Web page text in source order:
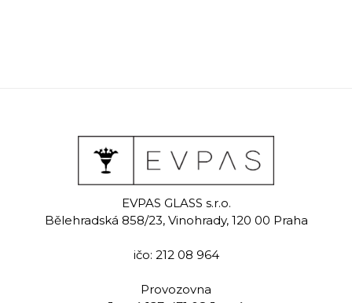
vodu 590
Delight
black
Ručně malovaná
ml
sklenice
EVPAS GLASS s.r.o.
Bělehradská 858/23, Vinohrady, 120 00 Praha
ičo: 212 08 964
Provozovna